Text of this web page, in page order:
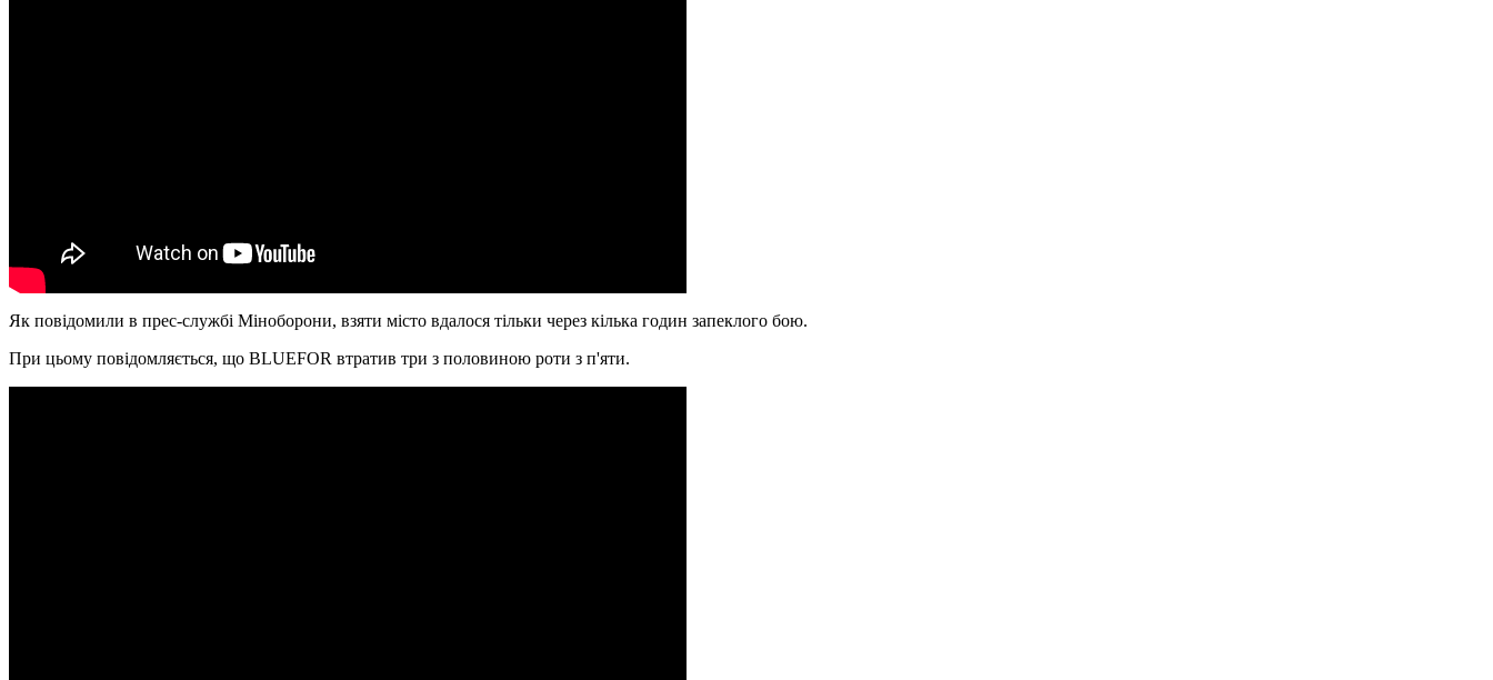
Як повідомили в прес-службі Міноборони, взяти місто вдалося тільки через кілька годин запеклого бою.
При цьому повідомляється, що BLUEFOR втратив три з половиною роти з п'яти.